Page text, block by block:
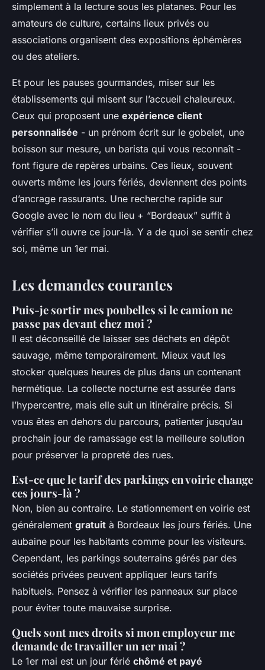
simplement à la lecture sous les platanes. Pour les
amateurs de culture, certains lieux privés ou
associations organisent des expositions éphémères
ou des ateliers.
Et pour les pauses gourmandes, miser sur les
établissements qui misent sur l’accueil chaleureux.
Ceux qui proposent une expérience client
personnalisée - un prénom écrit sur le gobelet, une
boisson sur mesure, un barista qui vous reconnaît -
font figure de repères urbains. Ces lieux, souvent
ouverts même les jours fériés, deviennent des points
d’ancrage rassurants. Une recherche rapide sur
Google avec le nom du lieu + “Bordeaux” suffit à
vérifier s’il ouvre ce jour-là. Y a de quoi se sentir chez
soi, même un 1er mai.
Les demandes courantes
Puis-je sortir mes poubelles si le camion ne
passe pas devant chez moi ?
Il est déconseillé de laisser ses déchets en dépôt
sauvage, même temporairement. Mieux vaut les
stocker quelques heures de plus dans un contenant
hermétique. La collecte nocturne est assurée dans
l’hypercentre, mais elle suit un itinéraire précis. Si
vous êtes en dehors du parcours, patienter jusqu’au
prochain jour de ramassage est la meilleure solution
pour préserver la propreté des rues.
Est-ce que le tarif des parkings en voirie change
ces jours-là ?
Non, bien au contraire. Le stationnement en voirie est
généralement gratuit à Bordeaux les jours fériés. Une
aubaine pour les habitants comme pour les visiteurs.
Cependant, les parkings souterrains gérés par des
sociétés privées peuvent appliquer leurs tarifs
habituels. Pensez à vérifier les panneaux sur place
pour éviter toute mauvaise surprise.
Quels sont mes droits si mon employeur me
demande de travailler un 1er mai ?
Le 1er mai est un jour férié chômé et payé